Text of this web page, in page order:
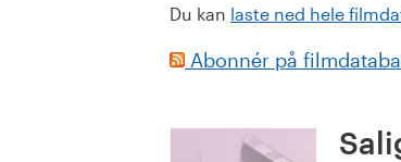
Du kan laste ned hele
Abonnér på